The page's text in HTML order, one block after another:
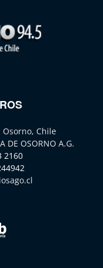
Osorno, Chile
DE OSORNO A.G.
2160